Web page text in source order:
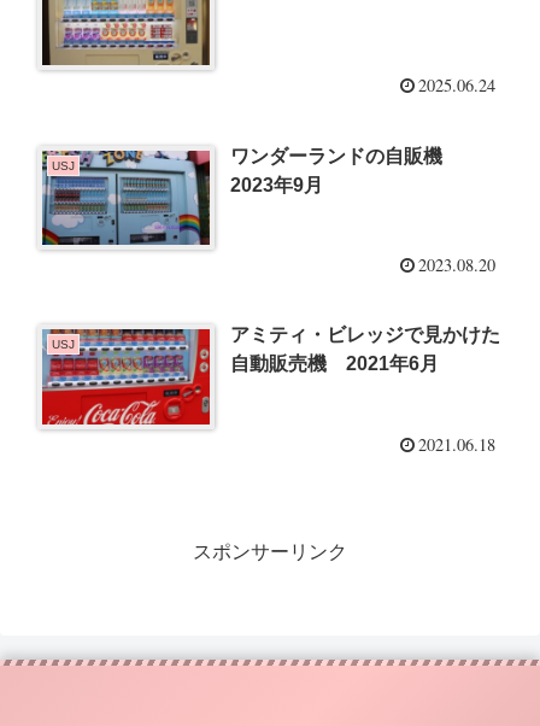
2025.06.24
USJ
ワンダーランドの自販機
2023年9月
2023.08.20
USJ
アミティ・ビレッジで見かけた
自動販売機 2021年6月
2021.06.18
スポンサーリンク